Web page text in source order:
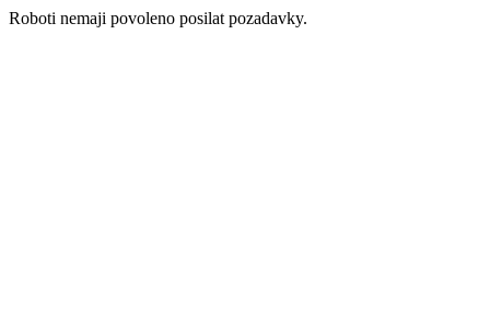
Roboti nemaji povoleno posilat pozadavky.